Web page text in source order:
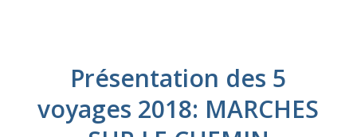
Présentation des 5
voyages 2018: MARCHES